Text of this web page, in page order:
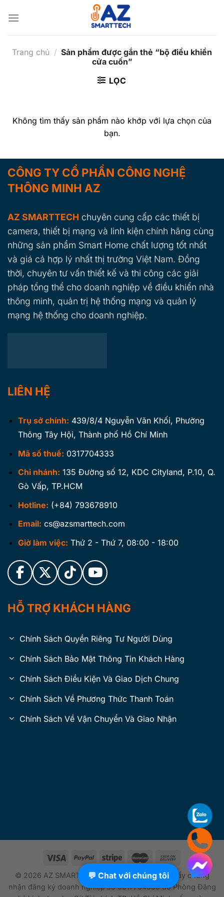
qua
Trang chủ / Sản phẩm được gắn thẻ “bộ điều khiển
cửa cuốn”
LỌC
Không tìm thấy sản phẩm nào khớp với lựa chọn của
bạn.
CÔNG TY CỔ PHẦN CÔNG NGHỆ
THÔNG MINH AZ
AZ SMARTTECH chuyên cung cấp các thiết bị
camera, thiết bị mạng và linh kiện chính hãng cùng
những sản phẩm Smart Home chất lượng tốt nhất
và giá cả hợp lý nhất thị trường Việt Nam. Đồng
thời, chuyên tư vấn thiết kế và thi công các giải
pháp tổng thể cho doanh nghiệp về điều khiển nhà
thông minh, quản trị hệ thống mạng và quản lý
mạng hệ thống cho doanh nghiệp.
LIÊN HỆ
Trụ sở chính: 439/8/4 Nguyễn Văn Khối, Phường
Thông Tây Hội, Thành phố Hồ Chí Minh
Mã số thuế: 0317704333
Chi nhánh: 135 Đường số 12, KDC Cityland, P.10, Q.
Gò Vấp, TP.HCM
Hotline: (+84) 793678910
Email: cs@azsmarttech.com
Giờ làm việc: Thứ 2 - Thứ 7, 08:00 - 18:00
HỖ TRỢ KHÁCH HÀNG
Chính Sách Quyền Riêng Tư Người Dùng
Chính Sách Bảo Mật Thông Tin Khách Hàng
Chính Sách Điều Kiện Và Giao Dịch Chung
Chính Sách Về Phương Thức Thanh Toán
Chính Sách Về Vận Chuyển Và Giao Nhận
© 2026 AZ SMARTTECH. All Rights Reserved.Giấy chứng
nhận đăng ký doanh nghiệp số 0317704333 do Phòng Đăng
💬 Chat với chúng tôi